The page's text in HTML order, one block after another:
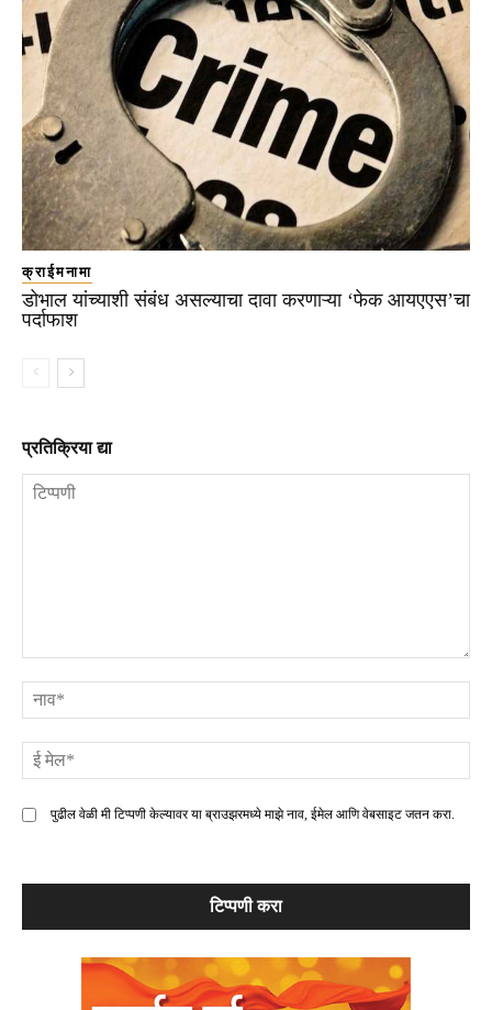
क्राईमनामा
डोभाल यांच्याशी संबंध असल्याचा दावा करणाऱ्या ‘फेक आयएएस’चा
पर्दाफाश
प्रतिक्रिया द्या
पुढील वेळी मी टिप्पणी केल्यावर या ब्राउझरमध्ये माझे नाव, ईमेल आणि वेबसाइट जतन करा.